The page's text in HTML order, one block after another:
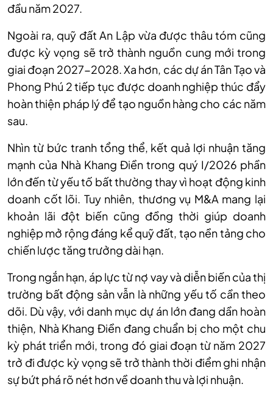
đầu năm 2027.
Ngoài ra, quỹ đất An Lập vừa được thâu tóm cũng
được kỳ vọng sẽ trở thành nguồn cung mới trong
giai đoạn 2027-2028. Xa hơn, các dự án Tân Tạo và
Phong Phú 2 tiếp tục được doanh nghiệp thúc đẩy
hoàn thiện pháp lý để tạo nguồn hàng cho các năm
sau.
Nhìn từ bức tranh tổng thể, kết quả lợi nhuận tăng
mạnh của Nhà Khang Điền trong quý I/2026 phần
lớn đến từ yếu tố bất thường thay vì hoạt động kinh
doanh cốt lõi. Tuy nhiên, thương vụ M&A mang lại
khoản lãi đột biến cũng đồng thời giúp doanh
nghiệp mở rộng đáng kể quỹ đất, tạo nền tảng cho
chiến lược tăng trưởng dài hạn.
Trong ngắn hạn, áp lực từ nợ vay và diễn biến của thị
trường bất động sản vẫn là những yếu tố cần theo
dõi. Dù vậy, với danh mục dự án lớn đang dần hoàn
thiện, Nhà Khang Điền đang chuẩn bị cho một chu
kỳ phát triển mới, trong đó giai đoạn từ năm 2027
trở đi được kỳ vọng sẽ trở thành thời điểm ghi nhận
sự bứt phá rõ nét hơn về doanh thu và lợi nhuận.